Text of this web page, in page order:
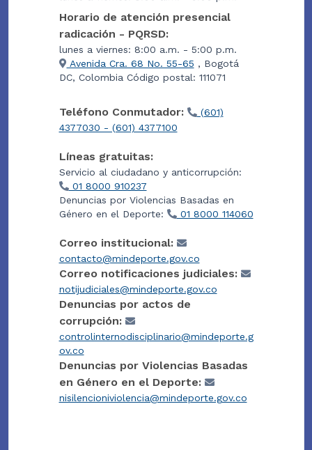
Horario de atención presencial
radicación - PQRSD:
lunes a viernes: 8:00 a.m. - 5:00 p.m.
Avenida Cra. 68 No. 55-65 , Bogotá
DC, Colombia Código postal: 111071
Teléfono Conmutador:
(601)
4377030 - (601) 4377100
Líneas gratuitas:
Servicio al ciudadano y anticorrupción:
01 8000 910237
Denuncias por Violencias Basadas en
Género en el Deporte:
01 8000 114060
Correo institucional:
contacto@mindeporte.gov.co
Correo notificaciones judiciales:
notijudiciales@mindeporte.gov.co
Denuncias por actos de
corrupción:
controlinternodisciplinario@mindeporte.g
ov.co
Denuncias por Violencias Basadas
en Género en el Deporte:
nisilencioniviolencia@mindeporte.gov.co